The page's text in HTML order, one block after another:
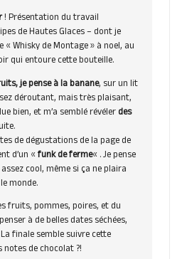
! Présentation du travail
de Hautes Glaces – dont je
« Whisky de Montage » à noel, au
qui entoure cette bouteille.
je pense à la banane, sur un lit
déroutant, mais très plaisant,
bien, et m’a semblé révélerdes
de dégustations de la page de
d’un «funk de ferme« . Je pense
assez cool, même si ça ne plaira
monde.
fruits, pommes, poires, et du
à de belles dates séchées,
finale semble suivre cette
de chocolat ?!